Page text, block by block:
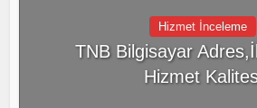
Hizmet İnceleme
TNB Bilgisayar
Hizmet